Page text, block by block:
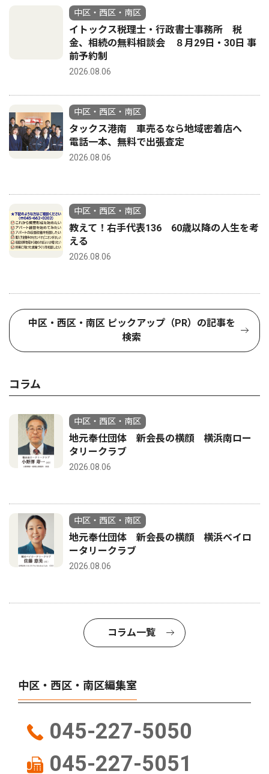
中区・西区・南区
イトックス税理士・行政書士事務所 税
金、相続の無料相談会 ８月29日・30日 事
前予約制
2026.08.06
中区・西区・南区
タックス港南 車売るなら地域密着店へ
電話一本、無料で出張査定
2026.08.06
中区・西区・南区
教えて！右手代表136 60歳以降の人生を考
える
2026.08.06
中区・西区・南区 ピックアップ（PR）の記事を
検索
コラム
中区・西区・南区
地元奉仕団体 新会長の横顔 横浜南ロー
タリークラブ
2026.08.06
中区・西区・南区
地元奉仕団体 新会長の横顔 横浜ベイロ
ータリークラブ
2026.08.06
コラム一覧
中区・西区・南区編集室
045-227-5050
045-227-5051